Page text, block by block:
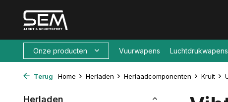
Onze producten Vuurwapens Luchtdrukwapens
Terug Home Herladen Herlaadcomponenten Kruit
Herladen